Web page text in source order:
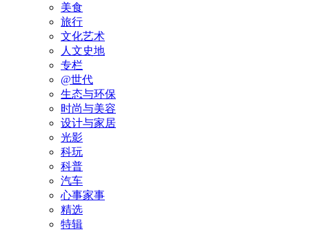
美食
旅行
文化艺术
人文史地
专栏
@世代
生态与环保
时尚与美容
设计与家居
光影
科玩
科普
汽车
心事家事
精选
特辑